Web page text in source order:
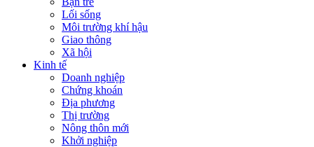
Lối sống
Môi trường khí hậu
Giao thông
Xã hội
Kinh tế
Doanh nghiệp
Chứng khoán
Địa phương
Thị trường
Nông thôn mới
Khởi nghiệp